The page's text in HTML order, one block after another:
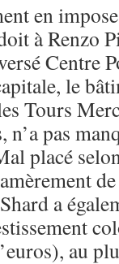
en
à Renzo
Centre
le
Tours
n’a pas
placé
a
au